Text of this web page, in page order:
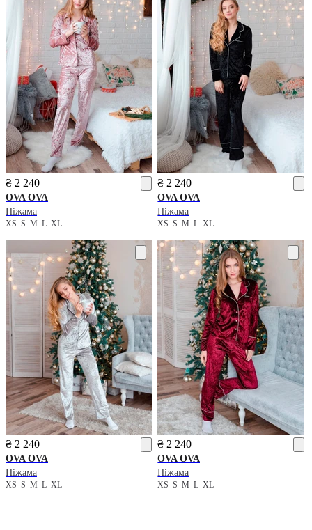
₴ 2 240
OVA OVA
Піжама
XS S M L XL
₴ 2 240
OVA OVA
Піжама
XSSMLXL
₴ 2 240
OVA OVA
Піжама
XS S M L XL
₴ 2 240
OVA OVA
Піжама
XSSMLXL